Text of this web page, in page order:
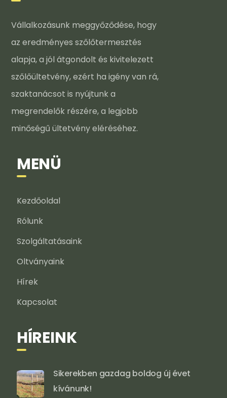
Vállalkozásunk meggyőződése, hogy
az eredményes szőlőtermesztés
alapja, a jól átgondolt és kivitelezett
szőlőültetvény, ezért ha igény van rá,
szaktanácsot is nyújtunk a
megrendelők részére, a legjobb
minőségű ültetvény eléréséhez.
MENÜ
Kezdőoldal
Rólunk
Szolgáltatásaink
Oltványaink
Hírek
Kapcsolat
HÍREINK
Sikerekben gazdag boldog új évet
kívánunk!